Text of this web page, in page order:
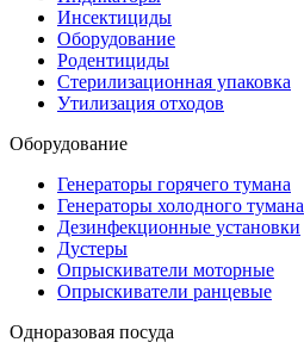
Инсектициды
Оборудование
Родентициды
Стерилизационная упаковка
Утилизация отходов
Оборудование
Генераторы горячего тумана
Генераторы холодного тумана
Дезинфекционные установки
Дустеры
Опрыскиватели моторные
Опрыскиватели ранцевые
Одноразовая посуда